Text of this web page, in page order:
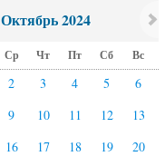
Октябрь 2024
Ср Чт Пт Сб Вс
2 3 4 5
6
9 10 11 12
13
16 17 18 19
20